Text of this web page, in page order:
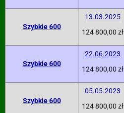
Szybkie 600
13.03.2025
124 800,00 zł
Szybkie 600
22.06.2023
124 800,00 zł
Szybkie 600
05.05.2023
124 800,00 zł